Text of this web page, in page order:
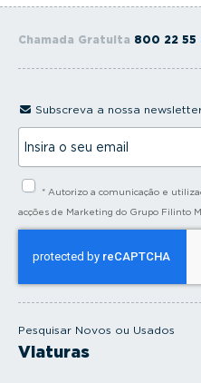
Chamada Gratuita 800 22 55
Pesquisar Novos ou Usados
Viaturas
Subscreva a nossa
s
l
* Autorizo a comunicação e
acções de Marketing do Grupo Filinto